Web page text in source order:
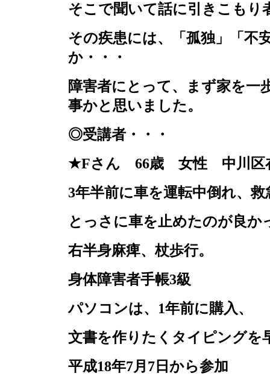
そこで聞いて話に引きこもり
その疾患には、「孤独」「不
か・・・
障害者にとって、まず家を一
事かと思いました。
◎受講者・・・
★Fさん 66歳 女性 中川区
3年半前に車を運転中倒れ、
とっさに車を止めたのが良か
右半身麻痺、杖歩行。
身体障害者手帳3級
パソコンは、 1年前に購入、
文書を作りたくタイピングを
平成18年7月 7日から参加